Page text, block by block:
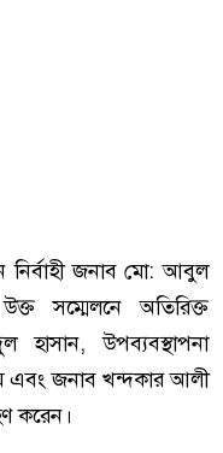
নির্বাহী জনাব মো: আবুল
সম্মেলনে অতিরিক্ত
হাসান, উপব্যবস্থাপনা
এবং জনাব খন্দকার আলী
করেন।